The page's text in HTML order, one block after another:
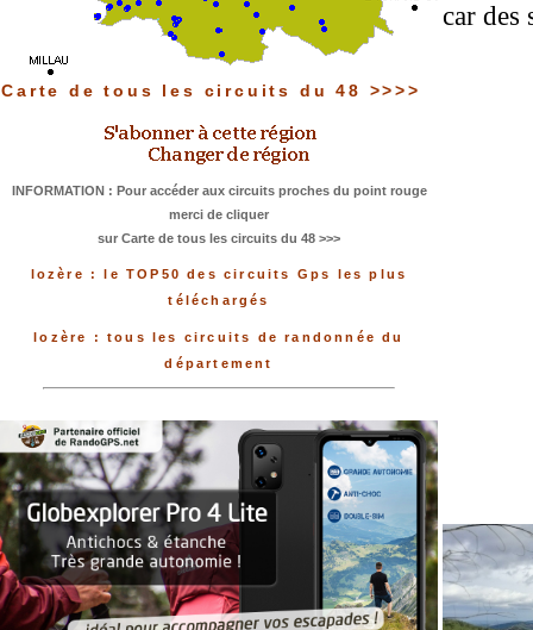
Carte de tous les circuits du 48 >>>>
INFORMATION : Pour accéder aux circuits proches du point rouge
merci de cliquer
sur Carte de tous les circuits du 48 >>>
lozère : le TOP50 des circuits Gps les plus
téléchargés
lozère : tous les circuits de randonnée du
département
car des